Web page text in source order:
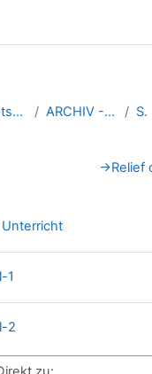
Lehramtsausbildung GW im Clust... ARCHIV - Lehrveranstaltungen a... SS 2018
→Relief
Unterricht
1
2